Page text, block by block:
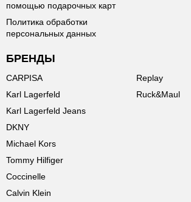
помощью подарочных карт
Политика обработки
персональных данных
БРЕНДЫ
CARPISA
Karl Lagerfeld
Karl Lagerfeld Jeans
DKNY
Michael Kors
Tommy Hilfiger
Coccinelle
Calvin Klein
Replay
Ruck&Maul